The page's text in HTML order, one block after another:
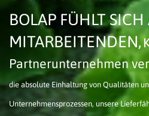
BOLAP FÜHLT SICH
MITARBEITENDEN,
Partner­unternehmen
die absolute Einhaltung von Qualitäten
Unternehmensprozessen, unsere